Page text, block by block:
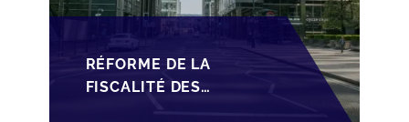
RÉFORME DE LA
FISCALITÉ DES